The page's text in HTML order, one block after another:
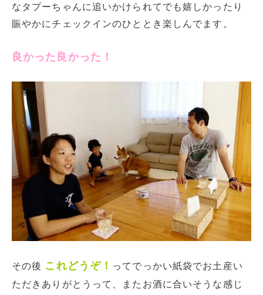
なタプーちゃんに追いかけられてでも嬉しかったり
賑やかにチェックインのひととき楽しんでます。
良かった良かった！
その後 これどうぞ！ ってでっかい紙袋でお土産い
ただきありがとうって、またお酒に合いそうな感じ